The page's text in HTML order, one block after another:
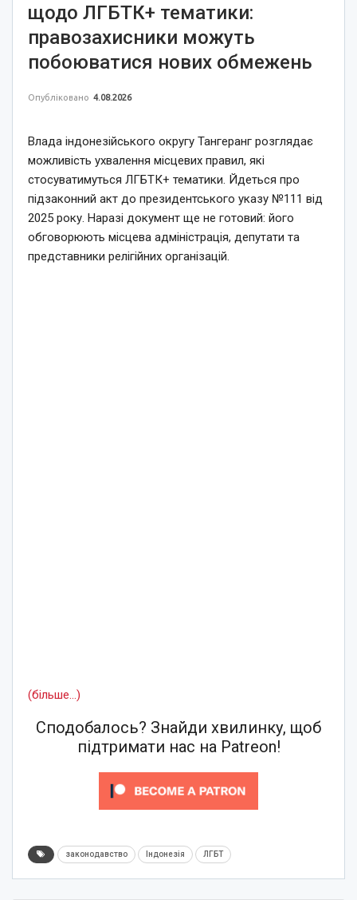
щодо ЛГБТК+ тематики:
правозахисники можуть
побоюватися нових обмежень
Опубліковано 4.08.2026
Влада індонезійського округу Тангеранг розглядає
можливість ухвалення місцевих правил, які
стосуватимуться ЛГБТК+ тематики. Йдеться про
підзаконний акт до президентського указу №111 від
2025 року. Наразі документ ще не готовий: його
обговорюють місцева адміністрація, депутати та
представники релігійних організацій.
(більше…)
Сподобалось? Знайди хвилинку, щоб
підтримати нас на Patreon!
законодавство Індонезія ЛГБТ